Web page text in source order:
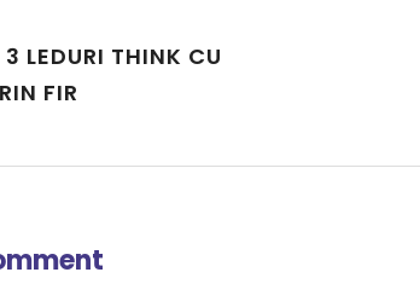
LEDURI THINK CU
FIR